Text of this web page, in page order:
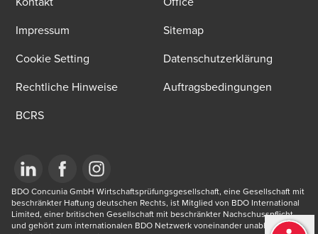
Impressum
Sitemap
Cookie Setting
Datenschutzerklärung
Rechtliche Hinweise
Auftragsbedingungen
BCRS
Opens in a new window/tab
Opens in a new window/tab
Opens in a new window/tab
BDO Concunia GmbH Wirtschaftsprüfungsgesellschaft, eine Gesellschaft mit
beschränkter Haftung deutschen Rechts, ist Mitglied von BDO International
Limited, einer britischen Gesellschaft mit beschränkter Nachschusspflicht,
und gehört zum internationalen BDO Netzwerk voneinander unabhängiger